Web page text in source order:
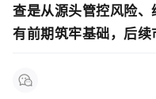
查是从源头管控风险
有前期筑牢基础，后续